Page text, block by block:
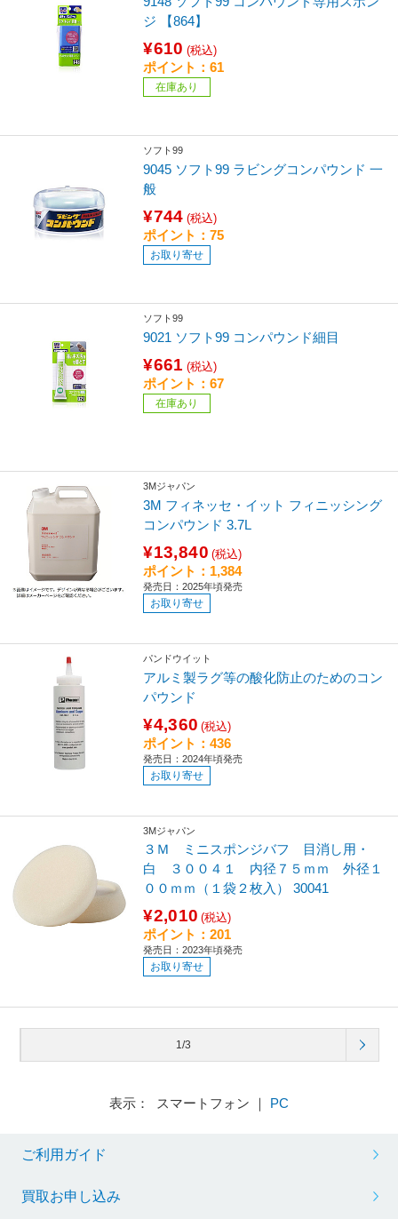
ジ 【864】
¥610 (税込)
ポイント：61
在庫あり
ソフト99
9045 ソフト99 ラビングコンパウンド 一
般
¥744 (税込)
ポイント：75
お取り寄せ
ソフト99
9021 ソフト99 コンパウンド細目
¥661 (税込)
ポイント：67
在庫あり
3Mジャパン
3M フィネッセ・イット フィニッシング
コンパウンド 3.7L
¥13,840 (税込)
ポイント：1,384
発売日：2025年頃発売
お取り寄せ
パンドウイット
アルミ製ラグ等の酸化防止のためのコン
パウンド
¥4,360 (税込)
ポイント：436
発売日：2024年頃発売
お取り寄せ
3Mジャパン
３Ｍ ミニスポンジバフ 目消し用・
白 ３００４１ 内径７５ｍｍ 外径１
００ｍｍ（１袋２枚入） 30041
¥2,010 (税込)
ポイント：201
発売日：2023年頃発売
お取り寄せ
1/3
表示： スマートフォン ｜ PC
ご利用ガイド
買取お申し込み